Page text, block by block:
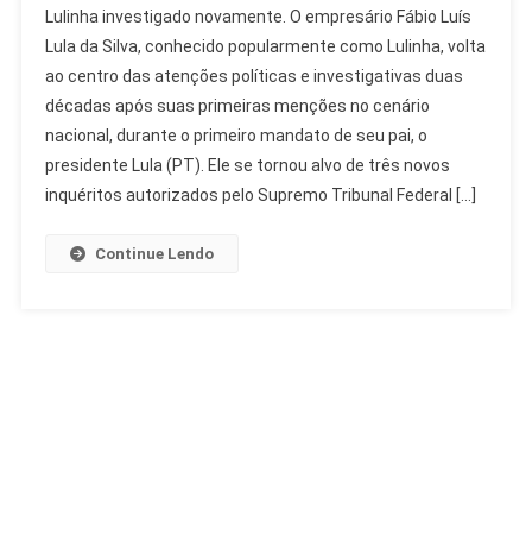
Investigado:
Histórico
De
Apurações
Sem
Condenação
Lulinha investigado novamente. O empresário Fábio Luís
Lula da Silva, conhecido popularmente como Lulinha, volta
ao centro das atenções políticas e investigativas duas
décadas após suas primeiras menções no cenário
nacional, durante o primeiro mandato de seu pai, o
presidente Lula (PT). Ele se tornou alvo de três novos
inquéritos autorizados pelo Supremo Tribunal Federal […]
Continue Lendo